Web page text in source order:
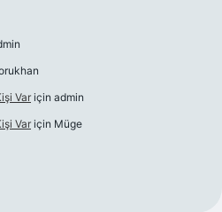
Var için admin
Var için Müge